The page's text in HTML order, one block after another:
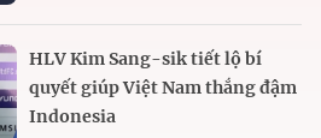
HLV Kim Sang-sik tiết lộ bí
quyết giúp Việt Nam thắng đậm
Indonesia